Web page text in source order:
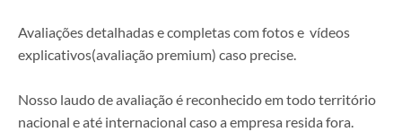
Avaliações detalhadas e completas com fotos e vídeos
explicativos(avaliação premium) caso precise.
Nosso laudo de avaliação é reconhecido em todo território
nacional e até internacional caso a empresa resida fora.